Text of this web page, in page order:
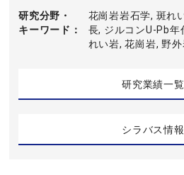
研究分野・
キーワード
花崗岩岩石学, 斑れ
長, ジルコンU-Pb年
れい岩, 花崗岩, 野
研究業績一覧
シラバス情報